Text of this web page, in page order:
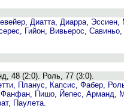
Диатта, Диарра,
Гийон, Вивьерос,
48 (2:0). Роль, 77 (3:0).
Планус, Капсис, Фабер,
Фанфан, Пишо, Йепес, Арманд,
Паулета.